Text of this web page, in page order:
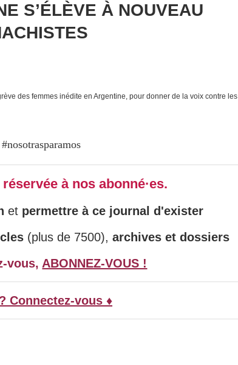
S’ÉLÈVE À NOUVEAU
des femmes inédite en Argentine, pour donner de la voix contre les
à nos abonné·es.
et permettre à ce journal d'exister
(plus de 7500), archives et dossiers
vous, ABONNEZ-VOUS !
Connectez-vous ♦